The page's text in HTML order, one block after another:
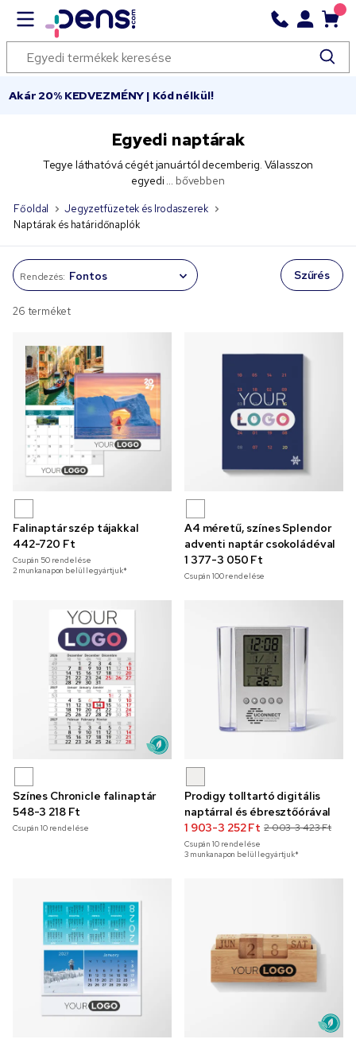
Akár 20% KEDVEZMÉNY | Kód nélkül!
Egyedi naptárak
Tegye láthatóvá cégét januártól decemberig. Válasszon
egyedi ... bővebben
Főoldal
Jegyzetfüzetek és Irodaszerek
Naptárak és határidőnaplók
Rendezés: Szűrés
26 terméket
Falinaptár szép tájakkal
442-720 Ft
Csupán 50rendelése
2 munkanapon belül legyártjuk*
A4 méretű, színes Splendor
adventi naptár csokoládéval
1 377-3 050 Ft
Csupán100rendelése
Színes Chronicle falinaptár
548-3 218 Ft
Csupán10rendelése
Prodigy tolltartó digitális
naptárral és ébresztőórával
1 903-3 252 Ft 2 003-3 423 Ft
Csupán10rendelése
3 munkanapon belül legyártjuk*